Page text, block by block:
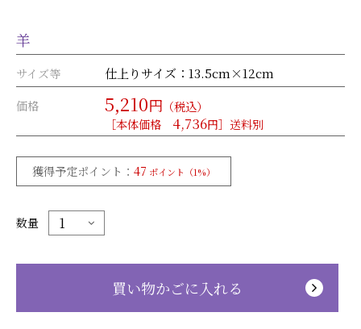
羊
サイズ等 仕上りサイズ：13.5cm×12cm
価格 5,210円 （税込）
［本体価格 4,736円］送料別
獲得予定ポイント： 47 ポイント（1%）
数量
買い物かごに入れる